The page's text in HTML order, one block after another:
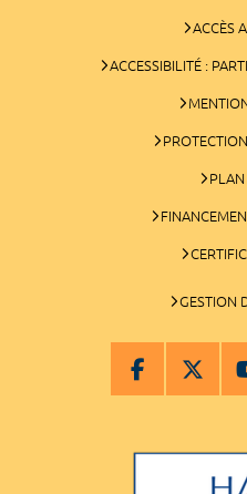
ACCÈS
ACCESSIBILITÉ :
PLAN
GESTION